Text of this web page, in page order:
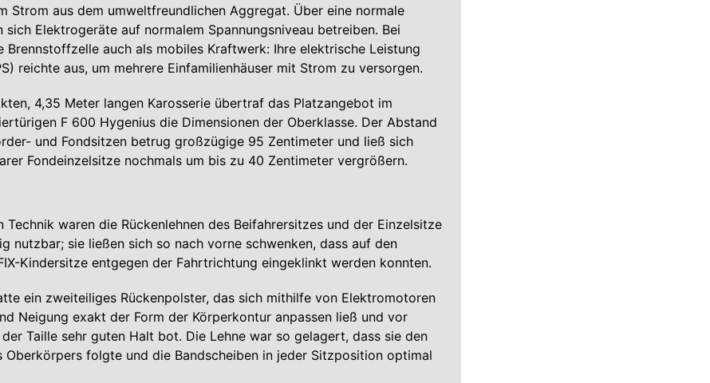
Strom aus dem umweltfreundlichen Aggregat. Über eine normale
sich Elektrogeräte auf normalem Spannungsniveau betreiben. Bei
Brennstoffzelle auch als mobiles Kraftwerk: Ihre elektrische Leistung
reichte aus, um mehrere Einfamilienhäuser mit Strom zu versorgen.
4,35 Meter langen Karosserie übertraf das Platzangebot im
F 600 Hygenius die Dimensionen der Oberklasse. Der Abstand
und Fondsitzen betrug großzügige 95 Zentimeter und ließ sich
Fondeinzelsitze nochmals um bis zu 40 Zentimeter vergrößern.
Technik waren die Rückenlehnen des Beifahrersitzes und der Einzelsitze
nutzbar; sie ließen sich so nach vorne schwenken, dass auf den
Kindersitze entgegen der Fahrtrichtung eingeklinkt werden konnten.
ein zweiteiliges Rückenpolster, das sich mithilfe von Elektromotoren
Neigung exakt der Form der Körperkontur anpassen ließ und vor
Taille sehr guten Halt bot. Die Lehne war so gelagert, dass sie den
Oberkörpers folgte und die Bandscheiben in jeder Sitzposition optimal